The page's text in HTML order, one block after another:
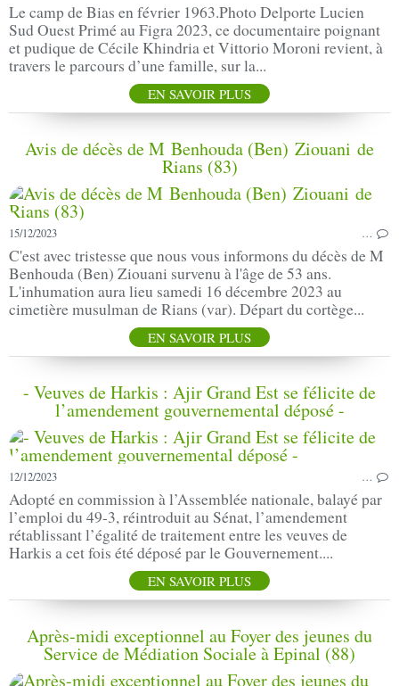
Le camp de Bias en février 1963.Photo Delporte Lucien
Sud Ouest Primé au Figra 2023, ce documentaire poignant
et pudique de Cécile Khindria et Vittorio Moroni revient, à
travers le parcours d’une famille, sur la...
EN SAVOIR PLUS
Avis de décès de M Benhouda (Ben) Ziouani de
Rians (83)
15/12/2023 …
C'est avec tristesse que nous vous informons du décès de M
Benhouda (Ben) Ziouani survenu à l'âge de 53 ans.
L'inhumation aura lieu samedi 16 décembre 2023 au
cimetière musulman de Rians (var). Départ du cortège...
EN SAVOIR PLUS
- Veuves de Harkis : Ajir Grand Est se félicite de
l’amendement gouvernemental déposé -
12/12/2023 …
Adopté en commission à l’Assemblée nationale, balayé par
l’emploi du 49-3, réintroduit au Sénat, l’amendement
rétablissant l’égalité de traitement entre les veuves de
Harkis a cet fois été déposé par le Gouvernement....
EN SAVOIR PLUS
Après-midi exceptionnel au Foyer des jeunes du
Service de Médiation Sociale à Epinal (88)